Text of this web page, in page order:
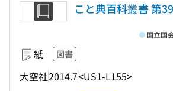
こと典百科叢書 第
紙 図書
大空社2014.7<US1-L155>
国立国